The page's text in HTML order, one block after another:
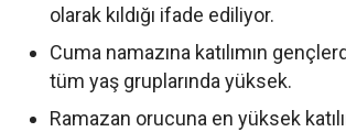
olarak kıldığı ifade ediliyor.
Cuma namazına katılımın
tüm yaş gruplarında yüksek.
Ramazan orucuna en yüksek